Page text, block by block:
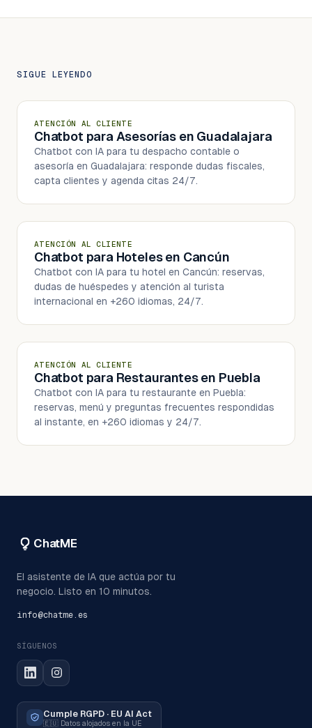
SIGUE LEYENDO
ATENCIÓN AL CLIENTE
Chatbot para Asesorías en Guadalajara
Chatbot con IA para tu despacho contable o
asesoría en Guadalajara: responde dudas fiscales,
capta clientes y agenda citas 24/7.
ATENCIÓN AL CLIENTE
Chatbot para Hoteles en Cancún
Chatbot con IA para tu hotel en Cancún: reservas,
dudas de huéspedes y atención al turista
internacional en +260 idiomas, 24/7.
ATENCIÓN AL CLIENTE
Chatbot para Restaurantes en Puebla
Chatbot con IA para tu restaurante en Puebla:
reservas, menú y preguntas frecuentes respondidas
al instante, en +260 idiomas y 24/7.
ChatME
El asistente de IA que actúa por tu
negocio. Listo en 10 minutos.
info@chatme.es
SÍGUENOS
Cumple RGPD · EU AI Act
🇪🇺 Datos alojados en la UE